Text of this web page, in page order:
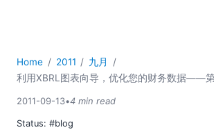
Home 2011
九月
利用XBRL图表向导，优化您的财务数据——
2011-09-13•4 min read
Status: #blog